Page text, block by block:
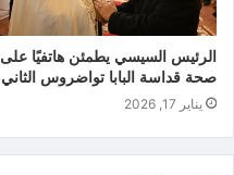
الرئيس السيسي يطمئن هاتفيًا على
صحة قداسة البابا تواضروس الثاني
يناير 17, 2026